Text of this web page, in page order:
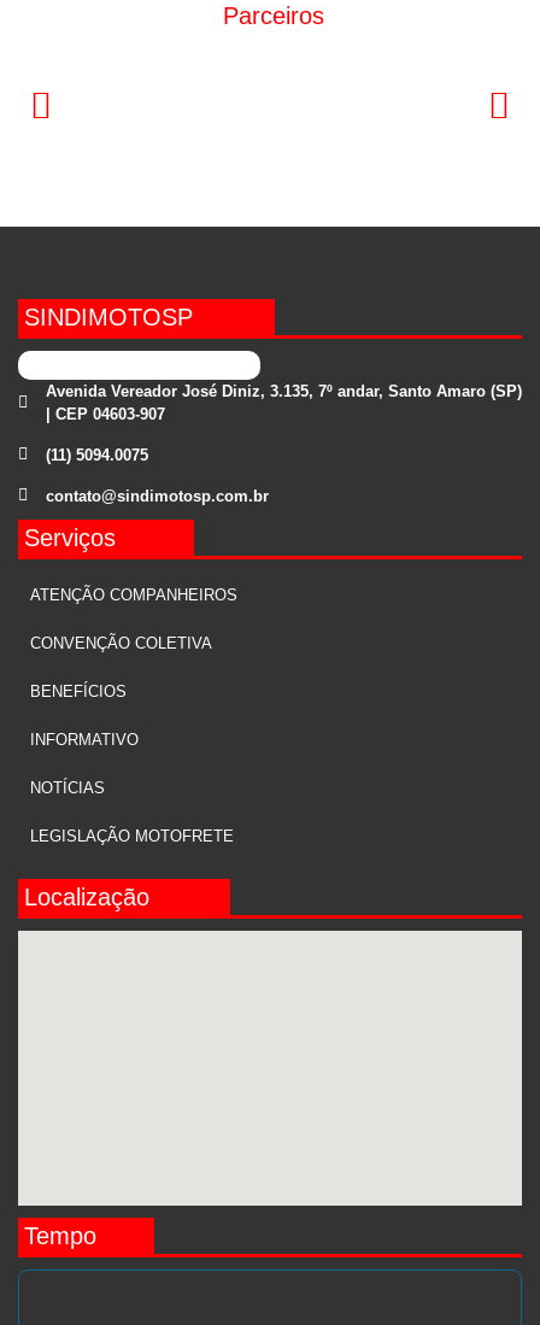
Parceiros
SINDIMOTOSP
Avenida Vereador José Diniz, 3.135, 7º andar, Santo Amaro (SP)
| CEP 04603-907
(11) 5094.0075
contato@sindimotosp.com.br
Serviços
ATENÇÃO COMPANHEIROS
CONVENÇÃO COLETIVA
BENEFÍCIOS
INFORMATIVO
NOTÍCIAS
LEGISLAÇÃO MOTOFRETE
Localização
Tempo